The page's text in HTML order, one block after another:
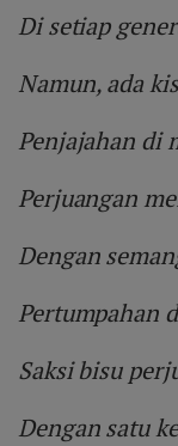
Di setiap
Namun, ada
Penjajahan di
Perjuangan
Dengan
Pertumpahan
Saksi bisu
Dengan satu